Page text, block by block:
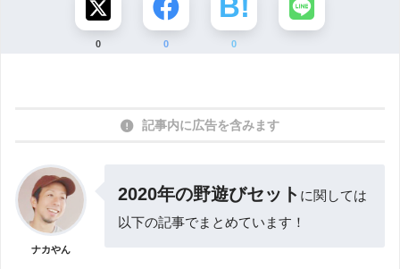
0 0 0
記事内に広告を含みます
ナカやん
2020年の野遊びセット に関しては
以下の記事でまとめています！